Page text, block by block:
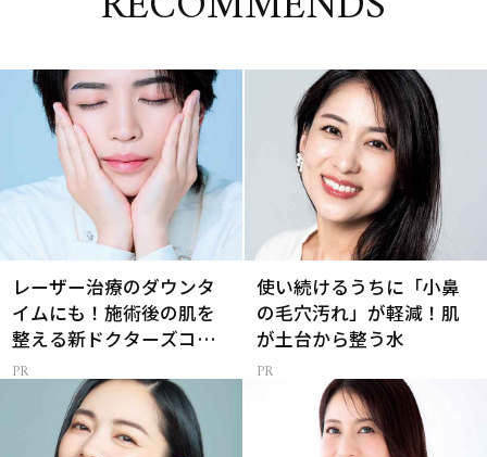
レーザー治療のダウンタ
イムにも！施術後の肌を
整える新ドクターズコス
メ
使い続けるうちに「小鼻
の毛穴汚れ」が軽減！肌
が土台から整う水